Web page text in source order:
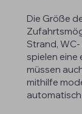
Die Größe
Strand,
spielen eine
müssen
mithilfe